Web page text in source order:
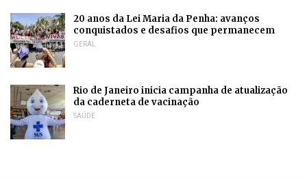
20 anos da Lei Maria da Penha: avanços
conquistados e desafios que permanecem
GERAL
Rio de Janeiro inicia campanha de atualização
da caderneta de vacinação
SAÚDE